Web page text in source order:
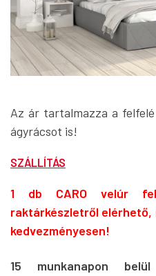
Az ár tartalmazza a
ágyrácsot is!
SZÁLLÍTÁS
1 db CARO velúr
raktárkészletről elérhető,
kedvezményesen!
15 munkanapon belül